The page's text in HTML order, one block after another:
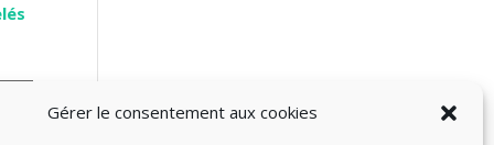
Gérer le consentement aux cookies